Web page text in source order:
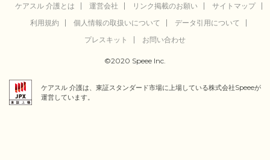
ケアスル 介護とは 運営会社 リンク掲載のお願い
サイトマップ
利用規約
個人情報の取扱いについて
データ引用について
プレスキット
お問い合わせ
©2020 Speee Inc.
ケアスル 介護は、東証スタンダード市場に上場している株式会社Speeeが
運営しています。